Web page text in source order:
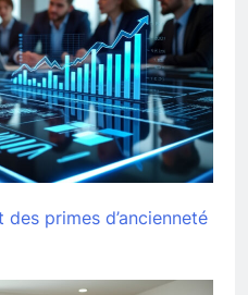
primes d’ancienneté